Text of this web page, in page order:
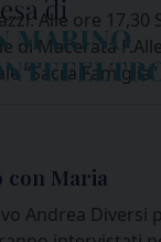
Alle ore 17,30
di Macerata
“Sacra
Maria
Andrea Diversi